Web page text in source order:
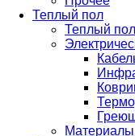
Теплый пол
Теплый пол
Материалы